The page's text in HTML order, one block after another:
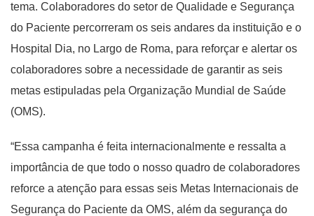
tema. Colaboradores do setor de Qualidade e Segurança
do Paciente percorreram os seis andares da instituição e o
Hospital Dia, no Largo de Roma, para reforçar e alertar os
colaboradores sobre a necessidade de garantir as seis
metas estipuladas pela Organização Mundial de Saúde
(OMS).
“Essa campanha é feita internacionalmente e ressalta a
importância de que todo o nosso quadro de colaboradores
reforce a atenção para essas seis Metas Internacionais de
Segurança do Paciente da OMS, além da segurança do